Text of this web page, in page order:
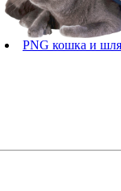
PNG кошка и